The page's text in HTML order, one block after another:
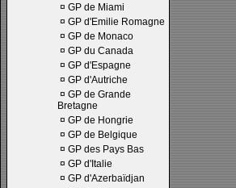
¤ GP de Miami
¤ GP d'Emilie Romagne
¤ GP de Monaco
¤ GP du Canada
¤ GP d'Espagne
¤ GP d'Autriche
¤ GP de Grande
Bretagne
¤ GP de Hongrie
¤ GP de Belgique
¤ GP des Pays Bas
¤ GP d'Italie
¤ GP d'Azerbaïdjan